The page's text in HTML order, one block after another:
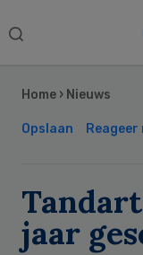
Search
Home › Nieuws
Opslaan Reageer
jaar
Sidebar